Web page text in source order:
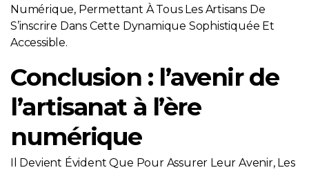
Numérique, Permettant À Tous Les Artisans De
S’inscrire Dans Cette Dynamique Sophistiquée Et
Accessible.
Conclusion : l’avenir de
l’artisanat à l’ère
numérique
Il Devient Évident Que Pour Assurer Leur Avenir, Les